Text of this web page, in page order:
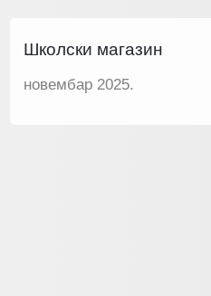
Школски магазин
новембар 2025.